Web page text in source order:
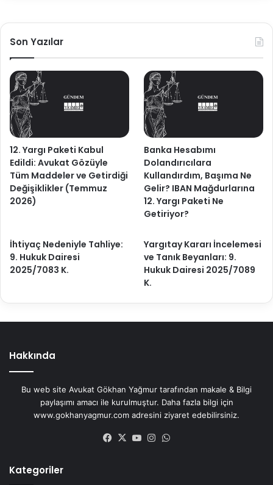
Son Yazılar
12. Yargı Paketi Kabul
Edildi: Avukat Gözüyle
Tüm Maddeler ve Getirdiği
Değişiklikler (Temmuz
2026)
Banka Hesabımı
Dolandırıcılara
Kullandırdım, Başıma Ne
Gelir? IBAN Mağdurlarına
12. Yargı Paketi Ne
Getiriyor?
İhtiyaç Nedeniyle Tahliye:
9. Hukuk Dairesi
2025/7083 K.
Yargıtay Kararı İncelemesi
ve Tanık Beyanları: 9.
Hukuk Dairesi 2025/7089
K.
Hakkında
Bu web site Avukat Gökhan Yağmur tarafından makale & Bilgi
paylaşımı amacı ile kurulmuştur. Daha fazla bilgi için
www.gokhanyagmur.com adresini ziyaret edebilirsiniz.
Facebook
X YouTubeInstagram
Kategoriler